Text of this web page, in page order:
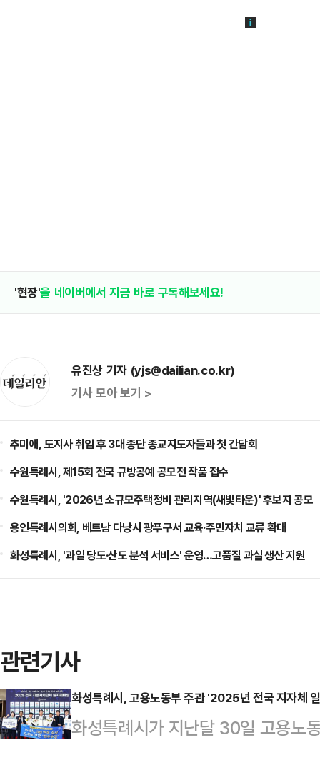
'현장'을 네이버에서 지금 바로 구독해보세요!
유진상 기자 (yjs@dailian.co.kr)
기사 모아 보기 >
추미애, 도지사 취임 후 3대 종단 종교지도자들과 첫 간담회
수원특례시, 제15회 전국 규방공예 공모전 작품 접수
수원특례시, '2026년 소규모주택정비 관리지역(새빛타운)' 후보지 공모
용인특례시의회, 베트남 다낭시 광푸구서 교육·주민자치 교류 확대
화성특례시, '과일 당도·산도 분석 서비스' 운영…고품질 과실 생산 지원
관련기사
화성특례시, 고용노동부 주관 '2025년 전국 지자체
화성특례시가 지난달 30일 고용노
자리대상'에서 공시제 부문 최우수